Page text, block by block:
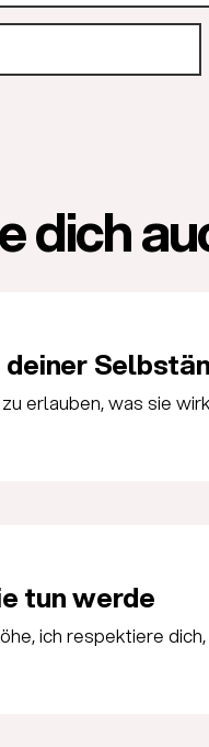
dich
erlauben, was sie
tun werde
ich respektiere dich,